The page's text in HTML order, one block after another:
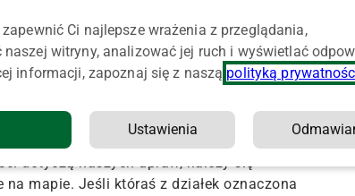
monitoringu satelitarnego
że
dotyczą naszych upraw, należy się
mapie. Jeśli któraś z działek oznaczona
Ci najlepsze wrażenia z przeglądania,
witryny, analizować jej ruch i wyświetlać
informacji, zapoznaj się z naszą polityką
Ustawienia